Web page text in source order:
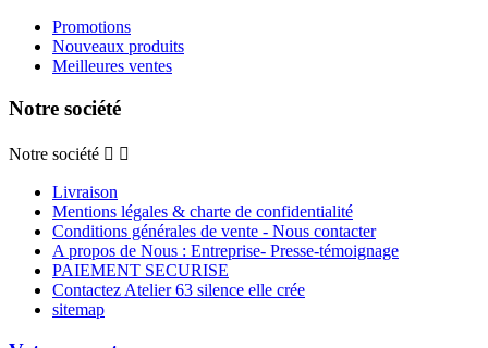
Promotions
Nouveaux produits
Meilleures ventes
Notre société
Notre société  
Livraison
Mentions légales & charte de confidentialité
Conditions générales de vente - Nous contacter
A propos de Nous : Entreprise- Presse-témoignage
PAIEMENT SECURISE
Contactez Atelier 63 silence elle crée
sitemap